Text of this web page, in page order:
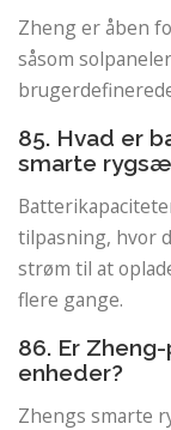
Zheng er åben
såsom
85. Hvad er
smarte
tilpasning, hvor
strøm til at
flere gange.
86. Er
enheder?
Zhengs smarte